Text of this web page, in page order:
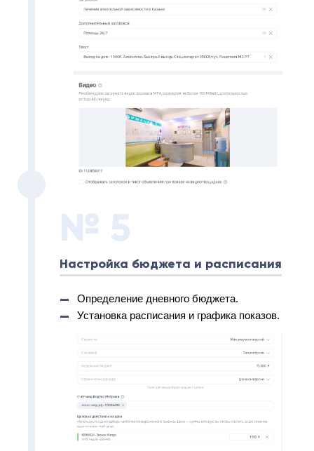
№ 5
Настройка бюджета и расписания
Определение дневного бюджета.
Установка расписания и графика показов.